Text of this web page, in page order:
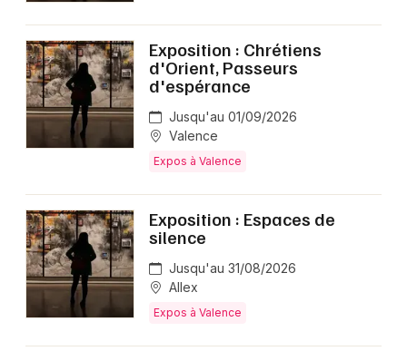
Exposition : Chrétiens
d'Orient, Passeurs
d'espérance
Jusqu'au 01/09/2026
Valence
Expos à Valence
Exposition : Espaces de
silence
Jusqu'au 31/08/2026
Allex
Expos à Valence